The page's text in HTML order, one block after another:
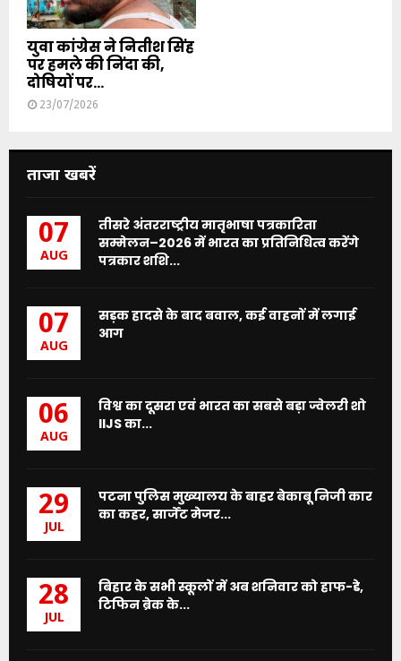
युवा कांग्रेस ने नितीश सिंह
पर हमले की निंदा की,
दोषियों पर...
23/07/2026
ताजा खबरें
07
AUG
तीसरे अंतरराष्ट्रीय मातृभाषा पत्रकारिता
सम्मेलन–2026 में भारत का प्रतिनिधित्व करेंगे
पत्रकार शशि...
07
AUG
सड़क हादसे के बाद बवाल, कई वाहनों में लगाई
आग
06
AUG
विश्व का दूसरा एवं भारत का सबसे बड़ा ज्वेलरी शो
IIJS का...
29
JUL
पटना पुलिस मुख्यालय के बाहर बेकाबू निजी कार
का कहर, सार्जेंट मेजर...
28
JUL
बिहार के सभी स्कूलों में अब शनिवार को हाफ-डे,
टिफिन ब्रेक के...